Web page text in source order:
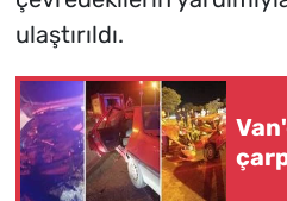
ulaştırıldı.